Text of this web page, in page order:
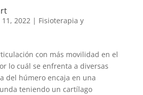
11, 2022| Fisioterapia y
con más movilidad en el
lo cuál se enfrenta a diversas
del húmero encaja en una
teniendo un cartílago